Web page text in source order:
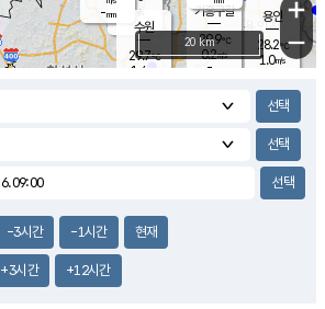
용인
28.2℃
1.0m/s
0.2m/s
m/s
mm
기흥구갈
29.9℃
0.2m/s
-
-mm
수원
29.7℃
1.4 m/s
+
−
20 km
-3시간 -1시간 현재
+3시간 +12시간